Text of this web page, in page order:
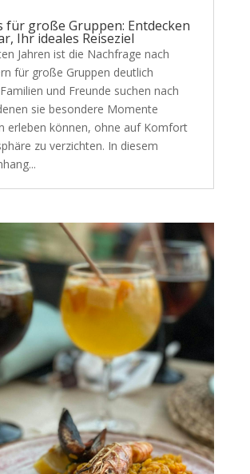
für große Gruppen: Entdecken
Ihr ideales Reiseziel
Jahren ist die Nachfrage nach
für große Gruppen deutlich
und Freunde suchen nach
sie besondere Momente
erleben können, ohne auf Komfort
zu verzichten. In diesem